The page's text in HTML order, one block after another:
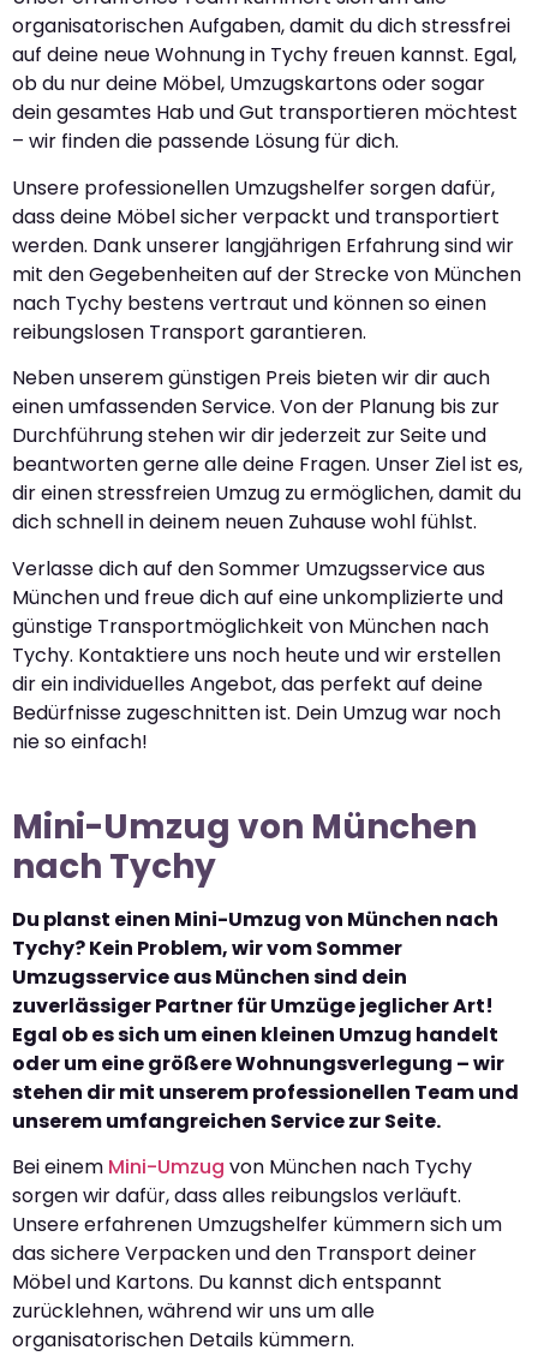
organisatorischen Aufgaben, damit du dich stressfrei
auf deine neue Wohnung in Tychy freuen kannst. Egal,
ob du nur deine Möbel, Umzugskartons oder sogar
dein gesamtes Hab und Gut transportieren möchtest
– wir finden die passende Lösung für dich.
Unsere professionellen Umzugshelfer sorgen dafür,
dass deine Möbel sicher verpackt und transportiert
werden. Dank unserer langjährigen Erfahrung sind wir
mit den Gegebenheiten auf der Strecke von München
nach Tychy bestens vertraut und können so einen
reibungslosen Transport garantieren.
Neben unserem günstigen Preis bieten wir dir auch
einen umfassenden Service. Von der Planung bis zur
Durchführung stehen wir dir jederzeit zur Seite und
beantworten gerne alle deine Fragen. Unser Ziel ist es,
dir einen stressfreien Umzug zu ermöglichen, damit du
dich schnell in deinem neuen Zuhause wohl fühlst.
Verlasse dich auf den Sommer Umzugsservice aus
München und freue dich auf eine unkomplizierte und
günstige Transportmöglichkeit von München nach
Tychy. Kontaktiere uns noch heute und wir erstellen
dir ein individuelles Angebot, das perfekt auf deine
Bedürfnisse zugeschnitten ist. Dein Umzug war noch
nie so einfach!
Mini-Umzug von München
nach Tychy
Du planst einen Mini-Umzug von München nach
Tychy? Kein Problem, wir vom Sommer
Umzugsservice aus München sind dein
zuverlässiger Partner für Umzüge jeglicher Art!
Egal ob es sich um einen kleinen Umzug handelt
oder um eine größere Wohnungsverlegung – wir
stehen dir mit unserem professionellen Team und
unserem umfangreichen Service zur Seite.
Bei einem Mini-Umzug von München nach Tychy
sorgen wir dafür, dass alles reibungslos verläuft.
Unsere erfahrenen Umzugshelfer kümmern sich um
das sichere Verpacken und den Transport deiner
Möbel und Kartons. Du kannst dich entspannt
zurücklehnen, während wir uns um alle
organisatorischen Details kümmern.